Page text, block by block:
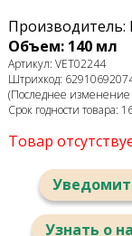
Производитель:
Объем: 140 мл
Артикул: VET02244
Штрихкод:
(Последнее
Срок годности товара:
Товар
Узнать о